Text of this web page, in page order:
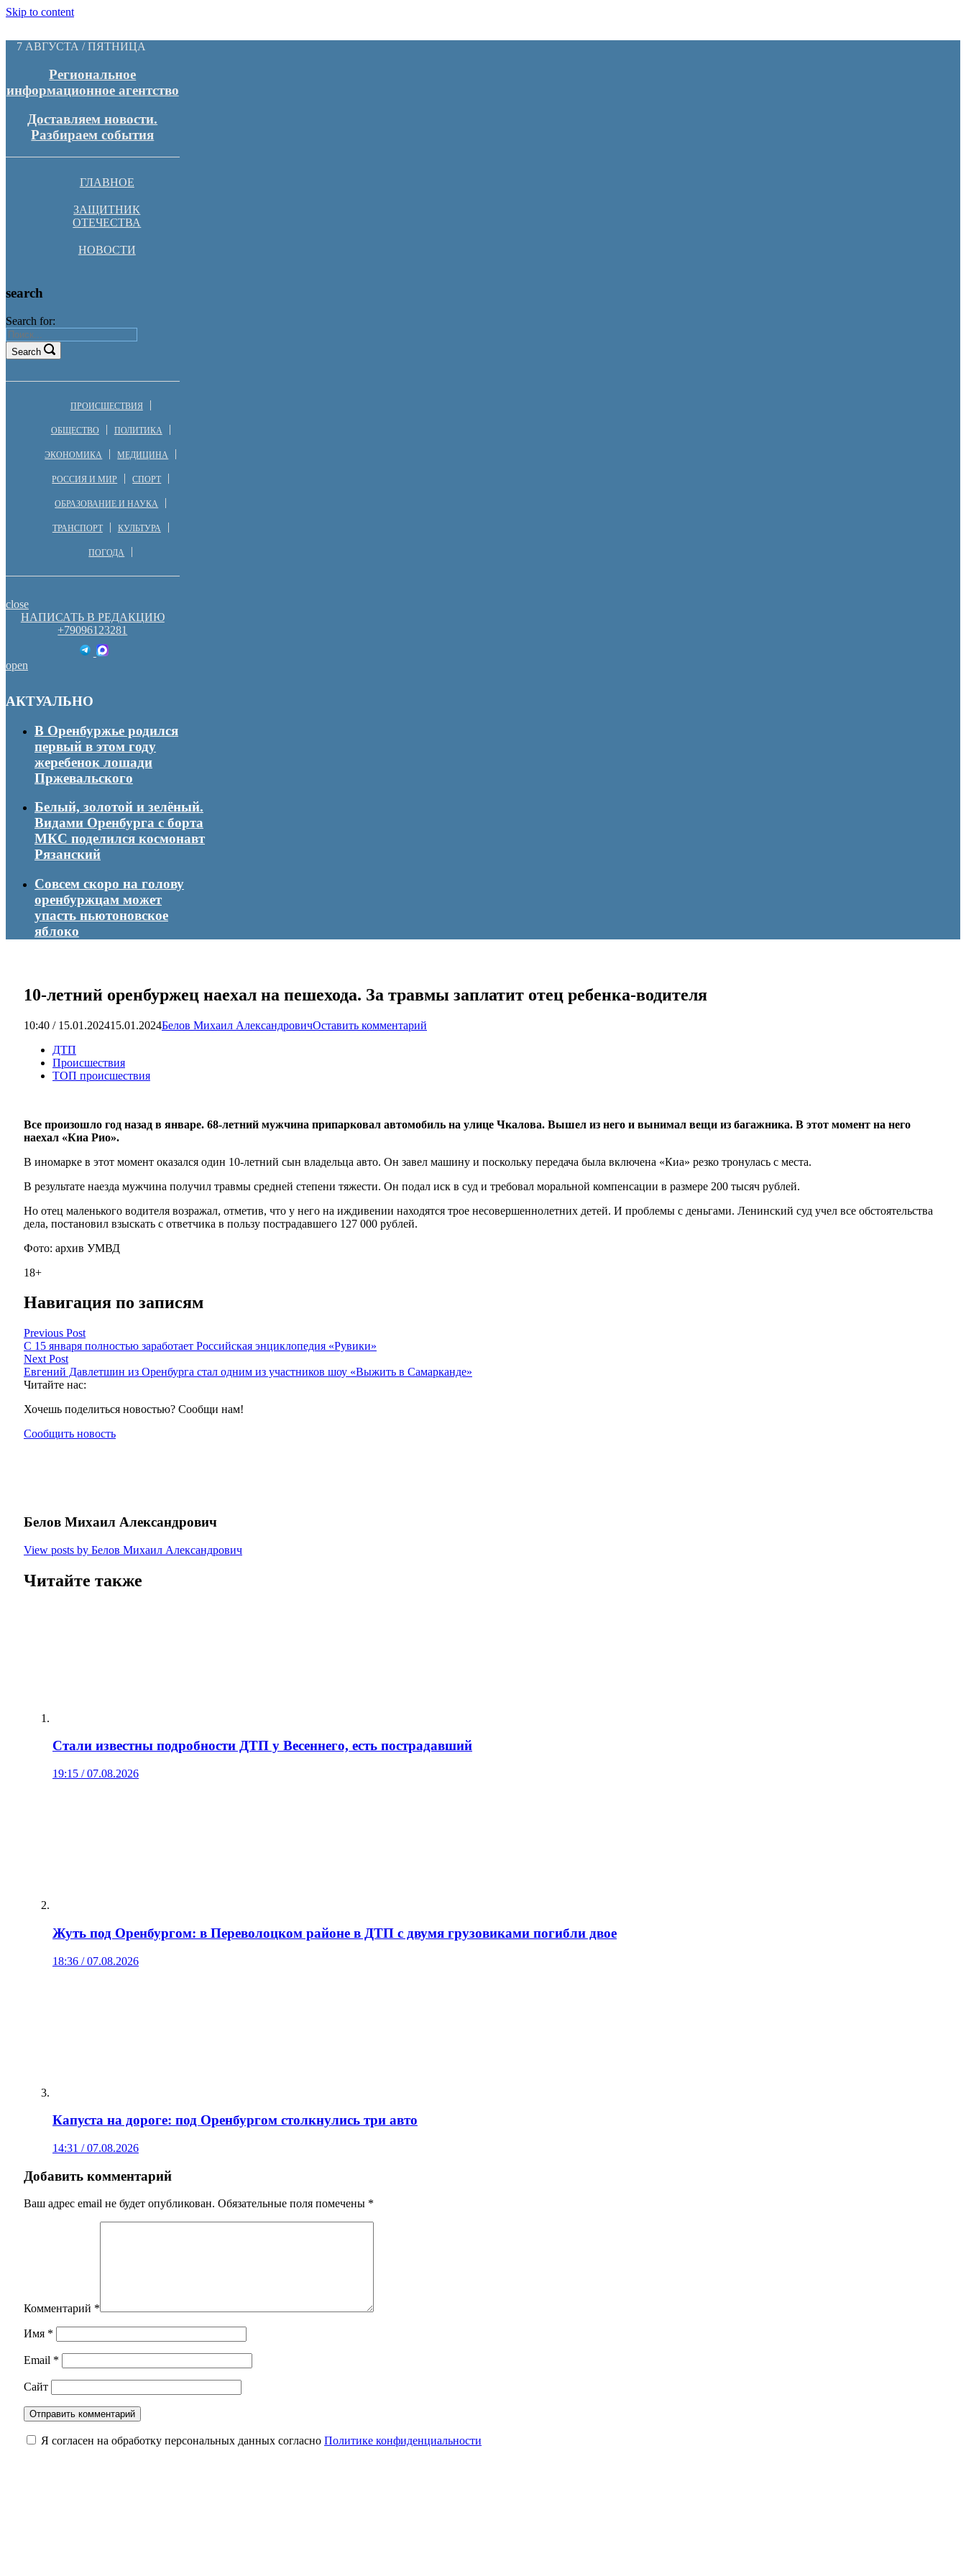
Skip to content
7 АВГУСТА / ПЯТНИЦА
Региональное
информационное агентство
Доставляем новости.
Разбираем события
ГЛАВНОЕ
ЗАЩИТНИК
ОТЕЧЕСТВА
НОВОСТИ
search
Search for:
Search
ПРОИСШЕСТВИЯ
ОБЩЕСТВО ПОЛИТИКА
ЭКОНОМИКА МЕДИЦИНА
РОССИЯ И МИР СПОРТ
ОБРАЗОВАНИЕ И НАУКА
ТРАНСПОРТ КУЛЬТУРА
ПОГОДА
close
НАПИСАТЬ В РЕДАКЦИЮ
+79096123281
open
АКТУАЛЬНО
В Оренбуржье родился
первый в этом году
жеребенок лошади
Пржевальского
Белый, золотой и зелёный.
Видами Оренбурга с борта
МКС поделился космонавт
Рязанский
Совсем скоро на голову
оренбуржцам может
упасть ньютоновское
яблоко
10-летний оренбуржец наехал на пешехода. За травмы заплатит отец ребенка-водителя
10:40 / 15.01.202415.01.2024Белов Михаил АлександровичОставить комментарий
ДТП
Происшествия
ТОП происшествия
Все произошло год назад в январе. 68-летний мужчина припарковал автомобиль на улице Чкалова. Вышел из него и вынимал вещи из багажника. В этот момент на него
наехал «Киа Рио».
В иномарке в этот момент оказался один 10-летний сын владельца авто. Он завел машину и поскольку передача была включена «Киа» резко тронулась с места.
В результате наезда мужчина получил травмы средней степени тяжести. Он подал иск в суд и требовал моральной компенсации в размере 200 тысяч рублей.
Но отец маленького водителя возражал, отметив, что у него на иждивении находятся трое несовершеннолетних детей. И проблемы с деньгами. Ленинский суд учел все обстоятельства
дела, постановил взыскать с ответчика в пользу пострадавшего 127 000 рублей.
Фото: архив УМВД
18+
Навигация по записям
Previous Post
С 15 января полностью заработает Российская энциклопедия «Рувики»
Next Post
Евгений Давлетшин из Оренбурга стал одним из участников шоу «Выжить в Самарканде»
Читайте нас:
Хочешь поделиться новостью? Сообщи нам!
Сообщить новость
Белов Михаил Александрович
View posts by Белов Михаил Александрович
Читайте также
Стали известны подробности ДТП у Весеннего, есть пострадавший
19:15 / 07.08.2026
Жуть под Оренбургом: в Переволоцком районе в ДТП с двумя грузовиками погибли двое
18:36 / 07.08.2026
Капуста на дороге: под Оренбургом столкнулись три авто
14:31 / 07.08.2026
Добавить комментарий
Ваш адрес email не будет опубликован. Обязательные поля помечены *
Комментарий *
Имя *
Email *
Сайт
Я согласен на обработку персональных данных согласно Политике конфиденциальности